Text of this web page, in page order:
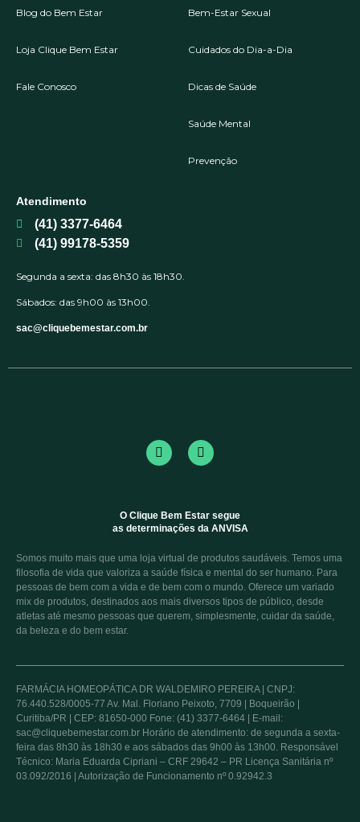
Blog do Bem Estar
Loja Clique Bem Estar
Fale Conosco
Bem-Estar Sexual
Cuidados do Dia-a-Dia
Dicas de Saúde
Saúde Mental
Prevenção
Atendimento
(41) 3377-6464
(41) 99178-5359
Segunda a sexta: das 8h30 às 18h30.
Sábados: das 9h00 às 13h00.
sac@cliquebemestar.com.br
O Clique Bem Estar segue
as determinações da ANVISA
Somos muito mais que uma loja virtual de produtos saudáveis. Temos uma
filosofia de vida que valoriza a saúde física e mental do ser humano. Para
pessoas de bem com a vida e de bem com o mundo. Oferece um variado
mix de produtos, destinados aos mais diversos tipos de público, desde
atletas até mesmo pessoas que querem, simplesmente, cuidar da saúde,
da beleza e do bem estar.
FARMÁCIA HOMEOPÁTICA DR WALDEMIRO PEREIRA | CNPJ:
76.440.528/0005-77 Av. Mal. Floriano Peixoto, 7709 | Boqueirão |
Curitiba/PR | CEP: 81650-000 Fone: (41) 3377-6464 | E-mail:
sac@cliquebemestar.com.br Horário de atendimento: de segunda a sexta-
feira das 8h30 às 18h30 e aos sábados das 9h00 às 13h00. Responsável
Técnico: Maria Eduarda Cipriani – CRF 29642 – PR Licença Sanitária nº
03.092/2016 | Autorização de Funcionamento nº 0.92942.3